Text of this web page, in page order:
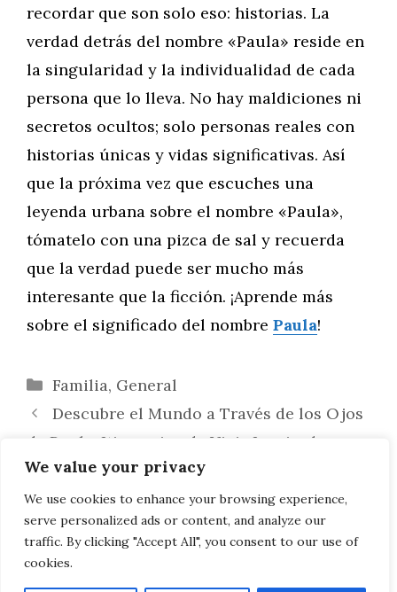
We value your privacy
We use cookies to enhance your browsing experience,
serve personalized ads or content, and analyze our
traffic. By clicking "Accept All", you consent to our use of
cookies.
recordar que son solo eso: historias. La
verdad detrás del nombre «Paula» reside en
la singularidad y la individualidad de cada
persona que lo lleva. No hay maldiciones ni
secretos ocultos; solo personas reales con
historias únicas y vidas significativas. Así
que la próxima vez que escuches una
leyenda urbana sobre el nombre «Paula»,
tómatelo con una pizca de sal y recuerda
que la verdad puede ser mucho más
interesante que la ficción. ¡Aprende más
sobre el significado del nombre Paula!
Categorías
Familia, General
Descubre el Mundo a Través de los Ojos
de Paula: Itinerarios de Viaje Inspirados en
Nombres
Paula: Un Viaje Interior hacia la
Sanación y la Plenitud